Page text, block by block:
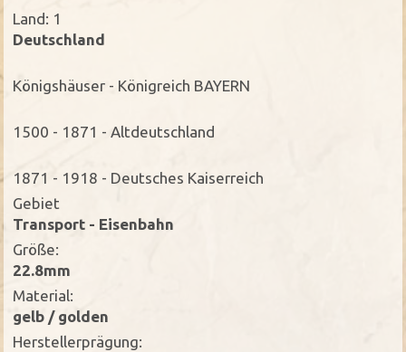
Land: 1
Deutschland
Königshäuser - Königreich BAYERN
1500 - 1871 - Altdeutschland
1871 - 1918 - Deutsches Kaiserreich
Gebiet
Transport - Eisenbahn
Größe:
22.8mm
Material:
gelb / golden
Herstellerprägung: